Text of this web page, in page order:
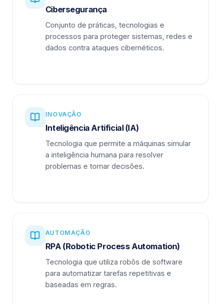
Cibersegurança
Conjunto de práticas, tecnologias e
processos para proteger sistemas, redes e
dados contra ataques cibernéticos.
INOVAÇÃO
Inteligência Artificial (IA)
Tecnologia que permite a máquinas simular
a inteligência humana para resolver
problemas e tomar decisões.
AUTOMAÇÃO
RPA (Robotic Process Automation)
Tecnologia que utiliza robôs de software
para automatizar tarefas repetitivas e
baseadas em regras.